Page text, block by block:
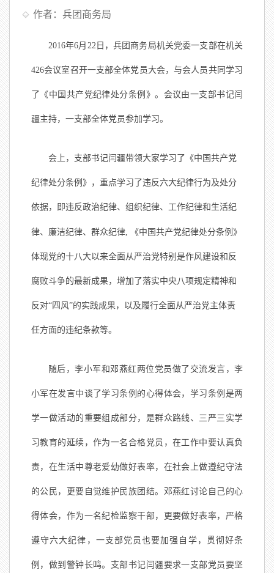
作者：兵团商务局
2016年6月22日 ，兵团商务局机关党委一支部在机关
426会议室召开一支部全体党员大会，与会人员共同学习
了《中国共产党纪律处分条例》。会议由一支部书记闫
疆主持，一支部全体党员参加学习。
会上，支部书记闫疆带领大家学习了《中国共产党
纪律处分条例》，重点学习了违反六大纪律行为及处分
依据，即违反政治纪律、组织纪律、工作纪律和生活纪
律、廉洁纪律、群众纪律, 《中国共产党纪律处分条例》
体现党的十八大以来全面从严治党特别是作风建设和反
腐败斗争的最新成果，增加了落实中央八项规定精神和
反对“四风”的实践成果，以及履行全面从严治党主体责
任方面的违纪条款等。
随后，李小军和邓燕红两位党员做了交流发言，李
小军在发言中谈了学习条例的心得体会，学习条例是两
学一做活动的重要组成部分，是群众路线、三严三实学
习教育的延续，作为一名合格党员，在工作中要认真负
责，在生活中尊老爱幼做好表率，在社会上做遵纪守法
的公民，更要自觉维护民族团结。邓燕红讨论自己的心
得体会，作为一名纪检监察干部，更要做好表率，严格
遵守六大纪律，一支部党员也要加强自学，贯彻好条
例，做到警钟长鸣。支部书记闫疆要求一支部党员要坚